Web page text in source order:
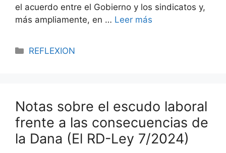
el acuerdo entre el Gobierno y los sindicatos y,
más ampliamente, en … Leer más
REFLEXION
Notas sobre el escudo laboral
frente a las consecuencias de
la Dana (El RD-Ley 7/2024)